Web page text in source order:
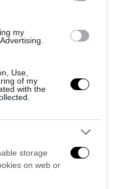
my
Use,
of my
with the
storage
on web or